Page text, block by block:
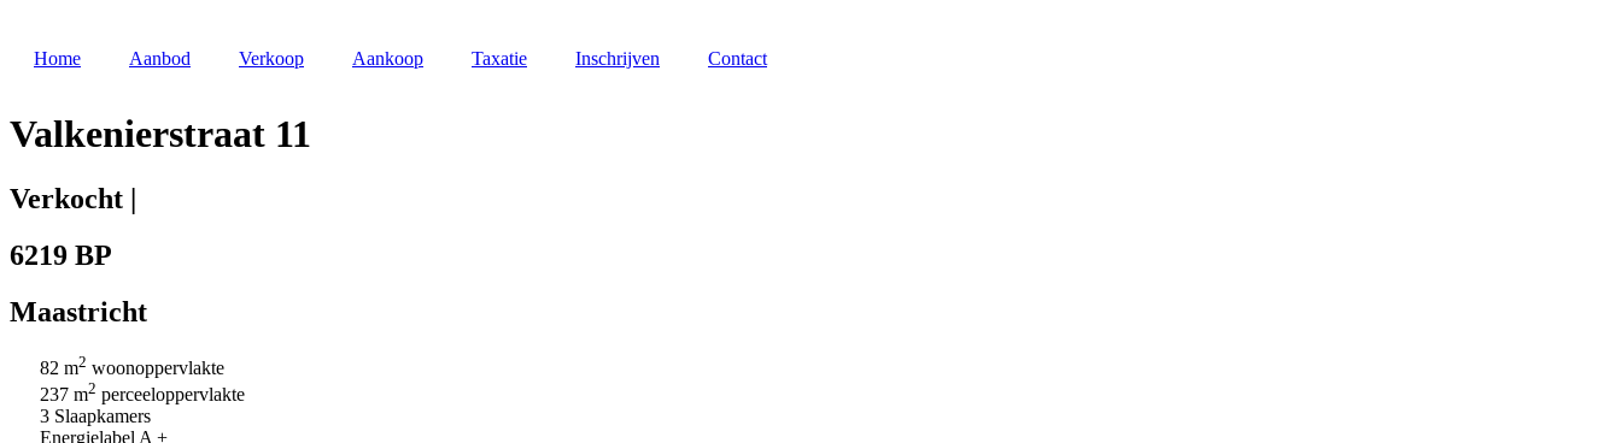
content
Home Aanbod Verkoop Aankoop Taxatie Inschrijven Contact
Valkenierstraat 11
Verkocht |
6219 BP
Maastricht
82 m2 woonoppervlakte
237 m2 perceeloppervlakte
3 Slaapkamers
Energielabel A +